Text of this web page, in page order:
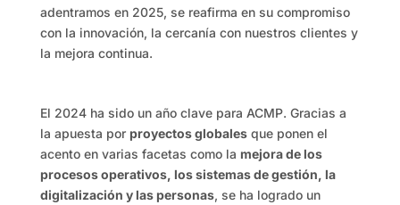
adentramos en 2025, se reafirma en su compromiso
con la innovación, la cercanía con nuestros clientes y
la mejora continua.
El 2024 ha sido un año clave para ACMP. Gracias a
la apuesta por proyectos globalesque ponen el
acento en varias facetas como la mejora de los
procesos operativos, los sistemas de gestión, la
digitalización y las personas, se ha logrado un